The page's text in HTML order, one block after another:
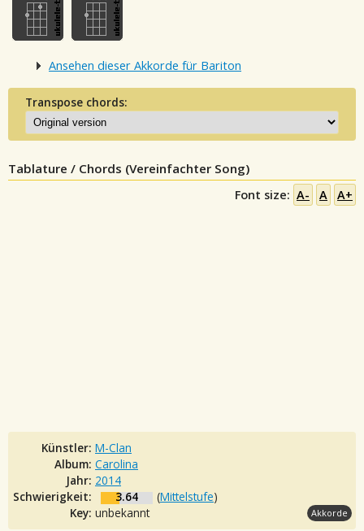
Ansehen dieser Akkorde für Bariton
Transpose chords:
Tablature / Chords (Vereinfachter Song)
Font size: A- A A+
Künstler: M-Clan
Album: Carolina
Jahr: 2014
Schwierigkeit:
3.64 (Mittelstufe)
Key: unbekannt Akkorde